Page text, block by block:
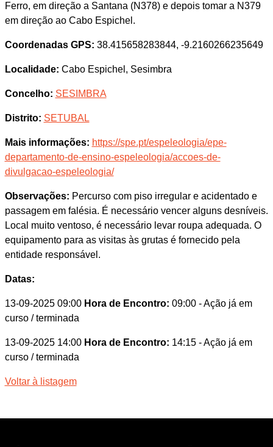
Ferro, em direção a Santana (N378) e depois tomar a N379
em direção ao Cabo Espichel.
Coordenadas GPS: 38.415658283844, -9.2160266235649
Localidade: Cabo Espichel, Sesimbra
Concelho: SESIMBRA
Distrito: SETUBAL
Mais informações: https://spe.pt/espeleologia/epe-
departamento-de-ensino-espeleologia/accoes-de-
divulgacao-espeleologia/
Observações: Percurso com piso irregular e acidentado e
passagem em falésia. É necessário vencer alguns desníveis.
Local muito ventoso, é necessário levar roupa adequada. O
equipamento para as visitas às grutas é fornecido pela
entidade responsável.
Datas:
13-09-2025 09:00 Hora de Encontro: 09:00 - Ação já em
curso / terminada
13-09-2025 14:00 Hora de Encontro: 14:15 - Ação já em
curso / terminada
Voltar à listagem